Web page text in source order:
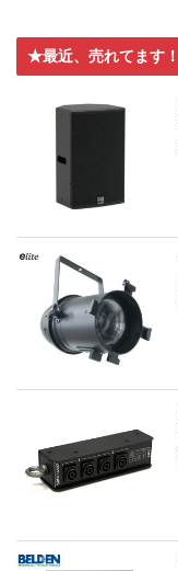
★最近、売れてます！